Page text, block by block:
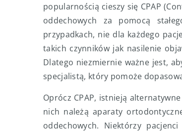
popularnością cieszy się CPAP
oddechowych za pomocą
przypadkach, nie dla każdego
takich czynników jak nasilenie
Dlatego niezmiernie ważne jest,
specjalistą, który pomoże
Oprócz CPAP, istnieją
nich należą aparaty
oddechowych. Niektórzy